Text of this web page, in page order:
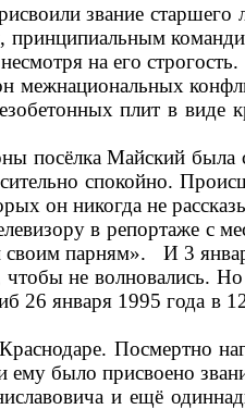
звание старшего
на его строгость.
плит в виде
посёлка Майский была
спокойно.
он никогда не
в репортаже с
парням». И 3
не волновались.
26 января 1995 года в
Посмертно
было присвоено
и ещё